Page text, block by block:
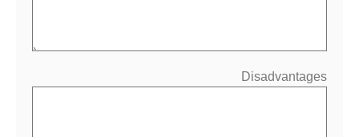
Disadvantages